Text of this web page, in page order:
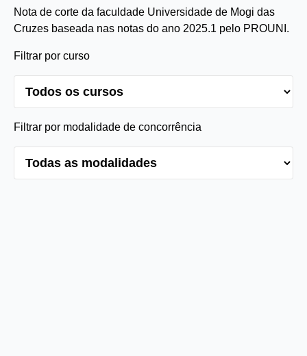
Nota de corte da faculdade Universidade de Mogi das
Cruzes baseada nas notas do ano 2025.1 pelo PROUNI.
Filtrar por curso
Filtrar por modalidade de concorrência